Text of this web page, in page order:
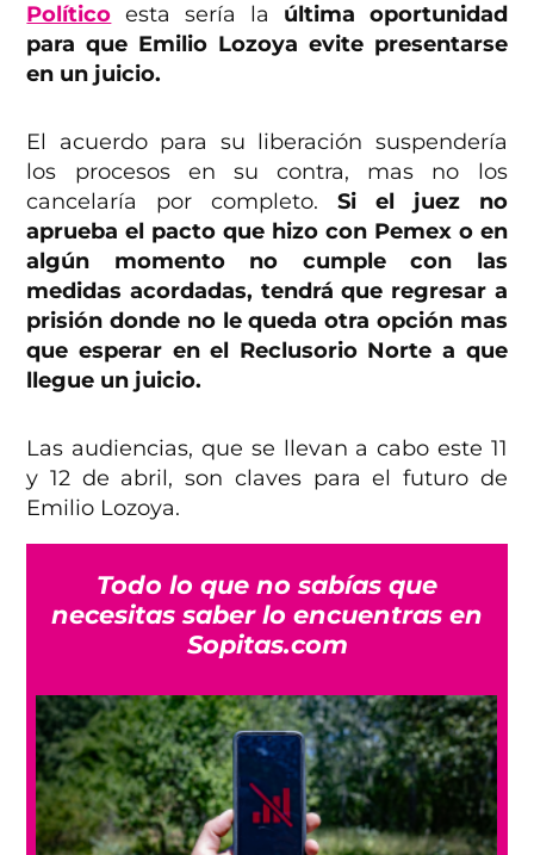
Político esta sería la última oportunidad
para que Emilio Lozoya evite presentarse
en un juicio.
El acuerdo para su liberación suspendería
los procesos en su contra, mas no los
cancelaría por completo. Si el juez no
aprueba el pacto que hizo con Pemex o en
algún momento no cumple con las
medidas acordadas, tendrá que regresar a
prisión donde no le queda otra opción mas
que esperar en el Reclusorio Norte a que
llegue un juicio.
Las audiencias, que se llevan a cabo este 11
y 12 de abril, son claves para el futuro de
Emilio Lozoya.
Todo lo que no sabías que
necesitas saber lo encuentras en
Sopitas.com